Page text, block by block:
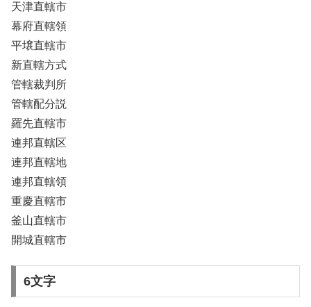
天津直轄市
幕府直轄領
平壌直轄市
新直轄方式
管轄裁判所
管轄配分説
羅先直轄市
連邦直轄区
連邦直轄地
連邦直轄領
重慶直轄市
釜山直轄市
開城直轄市
6文字